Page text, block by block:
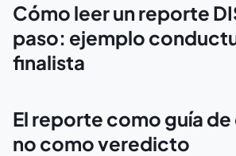
Cómo leer un reporte
paso: ejemplo
finalista
El reporte como guía
no como veredicto